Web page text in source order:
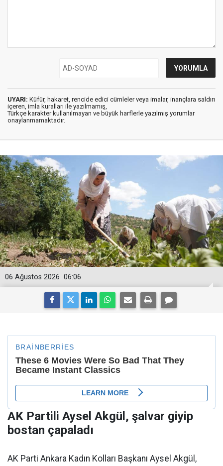
UYARI: Küfür, hakaret, rencide edici cümleler veya imalar, inançlara saldırı
içeren, imla kuralları ile yazılmamış,
Türkçe karakter kullanılmayan ve büyük harflerle yazılmış yorumlar
onaylanmamaktadır.
06:06
06 Ağustos 2026
AK Partili Aysel Akgül, şalvar giyip
bostan çapaladı
AK Parti Ankara Kadın Kolları Başkanı Aysel Akgül,